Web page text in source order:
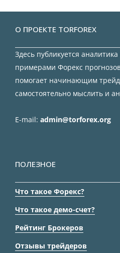
О ПРОЕКТЕ TORFOREX
Здесь публикуется
примерами Форекс
помогает начинающим
самостоятельно мыслить и
E-mail: admin@torforex.org
ПОЛЕЗНОЕ
Что такое Форекс?
Что такое демо-счет?
Рейтинг Брокеров
Отзывы трейдеров